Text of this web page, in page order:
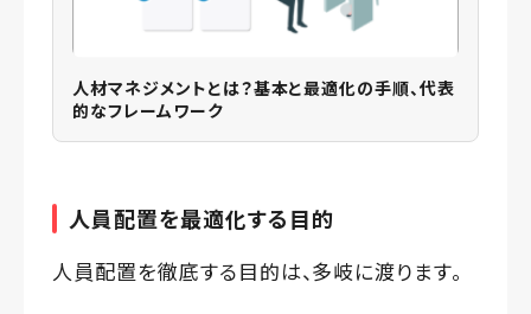
人材マネジメントとは？基本と最適化の手順、代表
的なフレームワーク
人員配置を最適化する目的
人員配置を徹底する目的は、多岐に渡ります。